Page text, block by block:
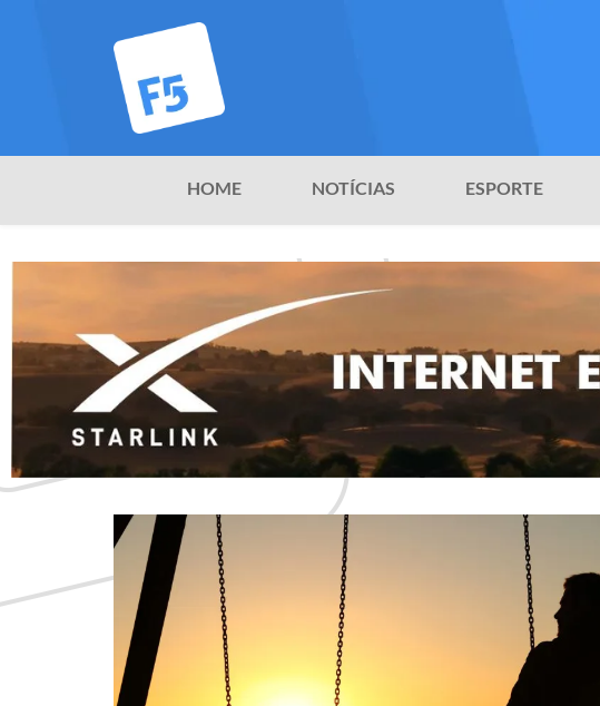
HOME NOTÍCIAS ESPORTE